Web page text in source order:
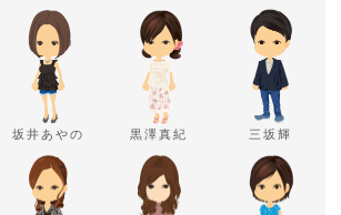
坂井あやの 黒澤真紀 三坂輝